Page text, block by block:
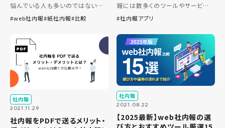
悩んでいる人も多いのではないで
しょうか？ また、使い分けに悩んで
な方のために、この記事ではweb
社内報と紙社内報のメリット […]
web社内報 紙社内報 比較
報には数多くのツールやサービス
が存在し、自社に最適なものを見
この記事では、アプリで閲覧できる
社内報サービスを紹介し、メリッ
[…]
社内報アプリ
社内報
2021.11.29
社内報をPDFで送るメリット・
社内報
2021.08.22
【2025最新】web社内報の選